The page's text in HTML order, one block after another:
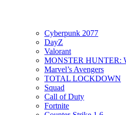
Cyberpunk 2077
DayZ
Valorant
MONSTER HUNTER:
Marvel’s Avengers
TOTAL LOCKDOWN
Squad
Call of Duty
Fortnite